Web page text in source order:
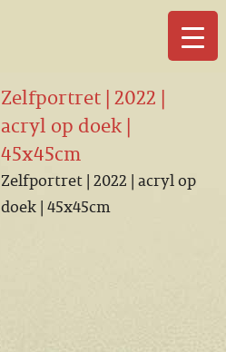
Zelfportret | 2022 |
acryl op doek |
45x45cm
Zelfportret | 2022 | acryl op
doek | 45x45cm